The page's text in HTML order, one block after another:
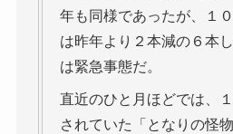
年も同様であったが、１
は昨年より２本減の６本
は緊急事態だ。
直近のひと月ほどでは、
されていた「となりの怪